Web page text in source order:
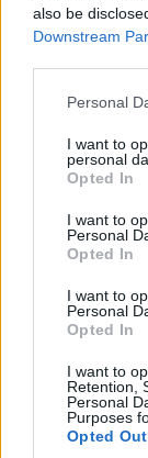
also be
Downstream
Please note
not limited to
grant or deny
use your data
consent section.
Personal
I want to
personal
Opted In
I want to
Personal
Opted In
I want to
Personal
Opted In
I want to
Retention,
Personal
Purposes
Opted Out
ΕΛΛΑΔΑ
8/08/2026 - 5:55μμ